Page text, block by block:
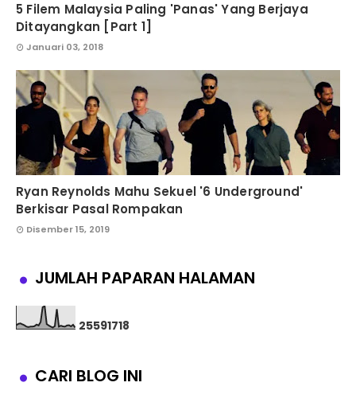
5 Filem Malaysia Paling 'Panas' Yang Berjaya
Ditayangkan [Part 1]
Januari 03, 2018
Ryan Reynolds Mahu Sekuel '6 Underground'
Berkisar Pasal Rompakan
Disember 15, 2019
JUMLAH PAPARAN HALAMAN
25591718
CARI BLOG INI